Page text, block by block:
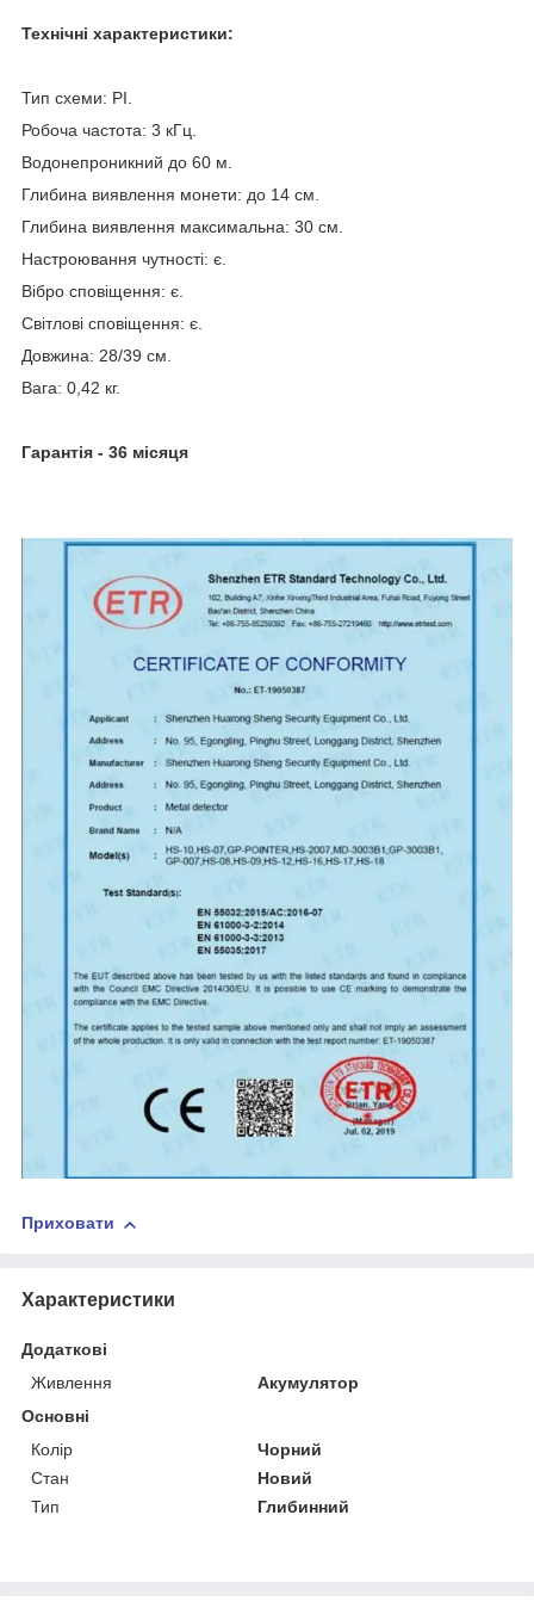
Технічні характеристики:
Тип схеми: PI.
Робоча частота: 3 кГц.
Водонепроникний до 60 м.
Глибина виявлення монети: до 14 см.
Глибина виявлення максимальна: 30 см.
Настроювання чутності: є.
Вібро сповіщення: є.
Світлові сповіщення: є.
Довжина: 28/39 см.
Вага: 0,42 кг.
Гарантія - 36 місяця
Приховати
Характеристики
Додаткові
Живлення
Акумулятор
Основні
Колір
Чорний
Стан
Новий
Тип
Глибинний